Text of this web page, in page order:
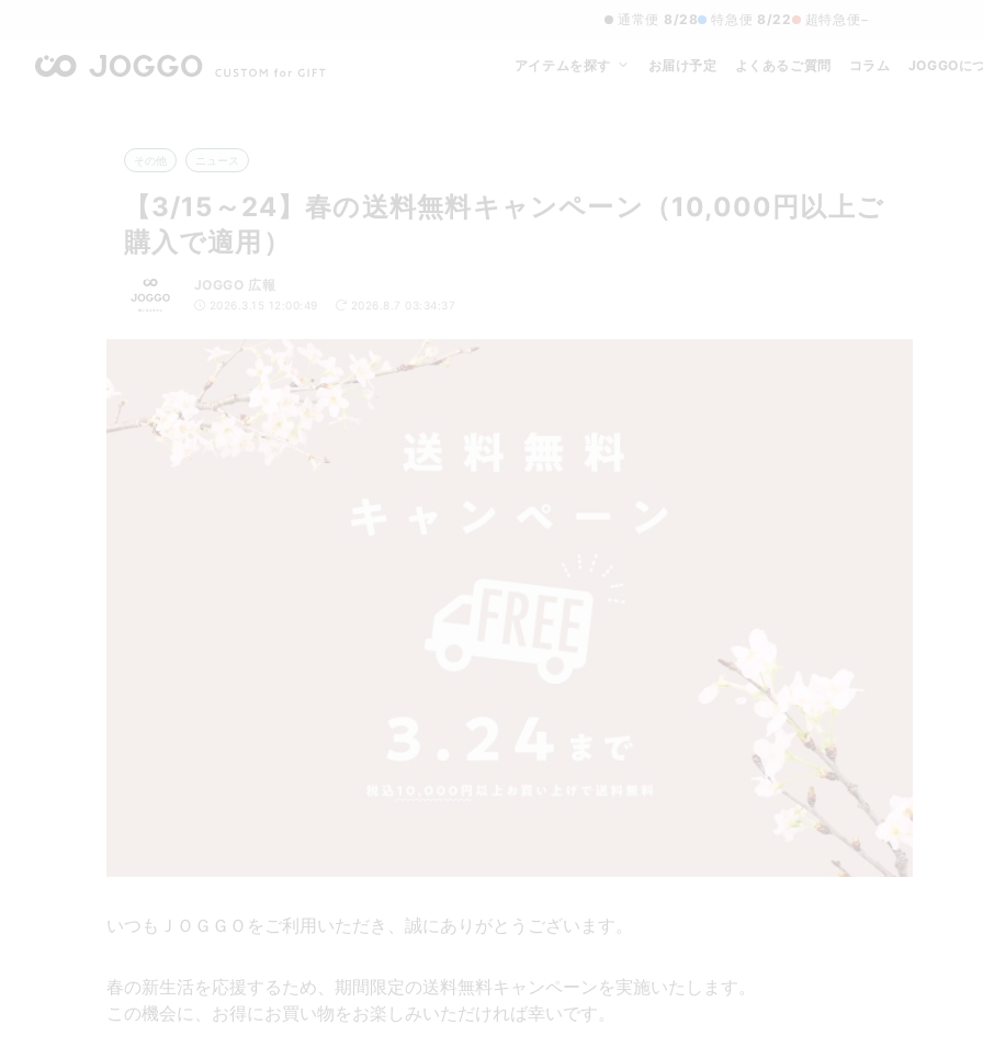
通常便 8/28 特急便 8/22 超特急便−
アイテムを探す お届け予定 よくあるご質問 コラム JOGGOに
その他 ニュース
【3/15～24】春の送料無料キャンペーン（10,000円以上ご
購入で適用）
JOGGO 広報
2026.3.15 12:00:49 2026.8.7 03:34:37
いつもＪＯＧＧＯをご利用いただき、誠にありがとうございます。
春の新生活を応援するため、期間限定の送料無料キャンペーンを実施いたします。
この機会に、お得にお買い物をお楽しみいただければ幸いです。